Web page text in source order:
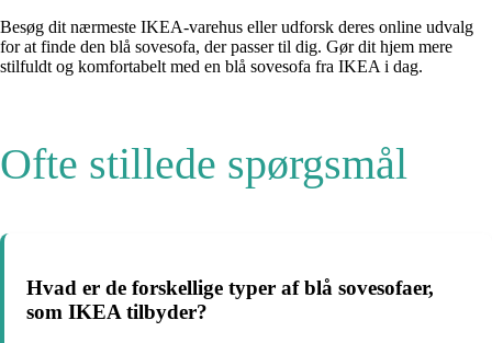
Besøg dit nærmeste IKEA-varehus eller udforsk deres online udvalg
for at finde den blå sovesofa, der passer til dig. Gør dit hjem mere
stilfuldt og komfortabelt med en blå sovesofa fra IKEA i dag.
Ofte stillede spørgsmål
Hvad er de forskellige typer af blå sovesofaer,
som IKEA tilbyder?